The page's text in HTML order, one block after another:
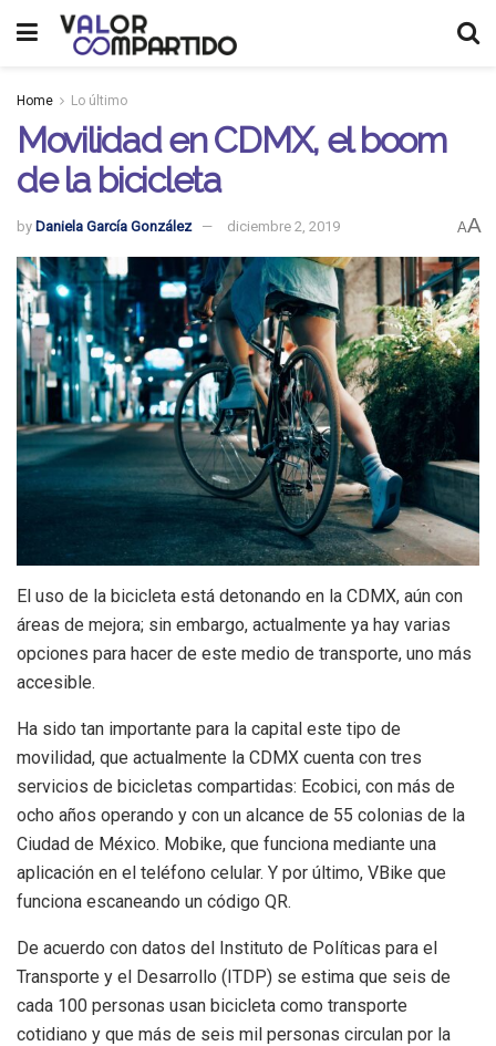
Home Lo último
Movilidad en CDMX, el boom
de la bicicleta
by Daniela García González diciembre 2, 2019 AA
El uso de la bicicleta está detonando en la CDMX, aún con
áreas de mejora; sin embargo, actualmente ya hay varias
opciones para hacer de este medio de transporte, uno más
accesible.
Ha sido tan importante para la capital este tipo de
movilidad, que actualmente la CDMX cuenta con tres
servicios de bicicletas compartidas: Ecobici, con más de
ocho años operando y con un alcance de 55 colonias de la
Ciudad de México. Mobike, que funciona mediante una
aplicación en el teléfono celular. Y por último, VBike que
funciona escaneando un código QR.
De acuerdo con datos del Instituto de Políticas para el
Transporte y el Desarrollo (ITDP) se estima que seis de
cada 100 personas usan bicicleta como transporte
cotidiano y que más de seis mil personas circulan por la